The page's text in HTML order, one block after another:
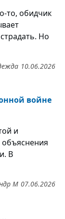
то, обидчик
Но
10.06.2026
войне
и
В
07.06.2026
М